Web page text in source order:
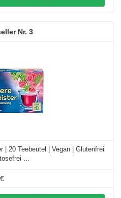
3
| 20 Teebeutel | Vegan | Glutenfrei
...